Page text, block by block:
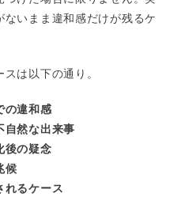
いまま違和感だけが残るケ
は以下の通り。
の違和感
自然な出来事
後の疑念
候
れるケース